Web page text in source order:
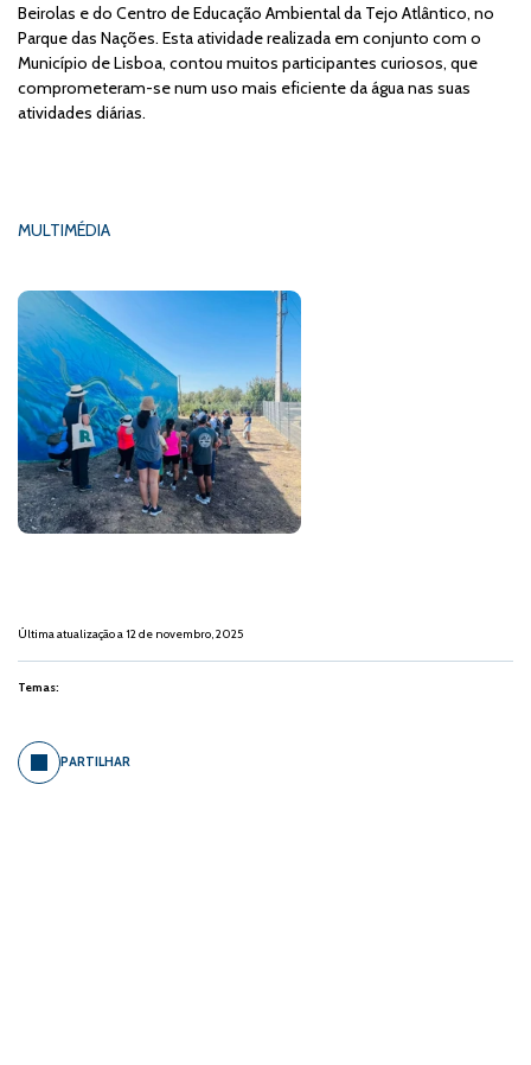
Beirolas e do Centro de Educação Ambiental da Tejo Atlântico, no
Parque das Nações. Esta atividade realizada em conjunto com o
Município de Lisboa, contou muitos participantes curiosos, que
comprometeram-se num uso mais eficiente da água nas suas
atividades diárias.
MULTIMÉDIA
Última atualização a 12 de novembro, 2025
Temas:
PARTILHAR